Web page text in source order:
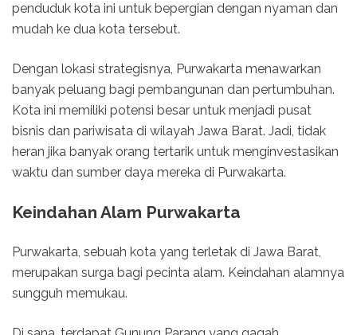
penduduk kota ini untuk bepergian dengan nyaman dan
mudah ke dua kota tersebut.
Dengan lokasi strategisnya, Purwakarta menawarkan
banyak peluang bagi pembangunan dan pertumbuhan.
Kota ini memiliki potensi besar untuk menjadi pusat
bisnis dan pariwisata di wilayah Jawa Barat. Jadi, tidak
heran jika banyak orang tertarik untuk menginvestasikan
waktu dan sumber daya mereka di Purwakarta.
Keindahan Alam Purwakarta
Purwakarta, sebuah kota yang terletak di Jawa Barat,
merupakan surga bagi pecinta alam. Keindahan alamnya
sungguh memukau.